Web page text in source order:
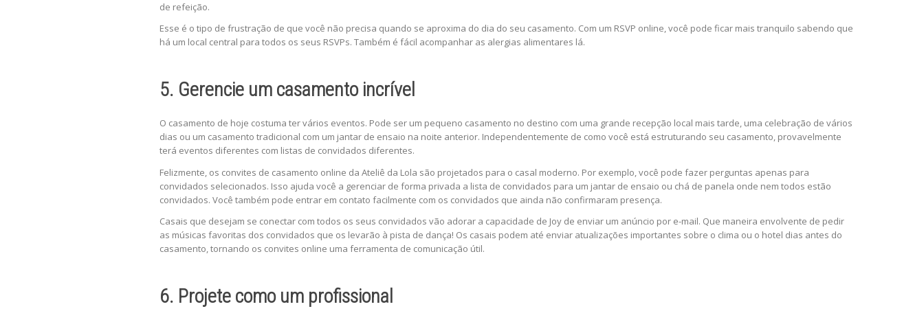
de refeição.
Esse é o tipo de frustração de que você não precisa quando se aproxima do dia do seu casamento. Com um RSVP online, você pode ficar mais tranquilo sabendo que
há um local central para todos os seus RSVPs. Também é fácil acompanhar as alergias alimentares lá.
5. Gerencie um casamento incrível
O casamento de hoje costuma ter vários eventos. Pode ser um pequeno casamento no destino com uma grande recepção local mais tarde, uma celebração de vários
dias ou um casamento tradicional com um jantar de ensaio na noite anterior. Independentemente de como você está estruturando seu casamento, provavelmente
terá eventos diferentes com listas de convidados diferentes.
Felizmente, os convites de casamento online da Ateliê da Lola são projetados para o casal moderno. Por exemplo, você pode fazer perguntas apenas para
convidados selecionados. Isso ajuda você a gerenciar de forma privada a lista de convidados para um jantar de ensaio ou chá de panela onde nem todos estão
convidados. Você também pode entrar em contato facilmente com os convidados que ainda não confirmaram presença.
Casais que desejam se conectar com todos os seus convidados vão adorar a capacidade de Joy de enviar um anúncio por e-mail. Que maneira envolvente de pedir
as músicas favoritas dos convidados que os levarão à pista de dança! Os casais podem até enviar atualizações importantes sobre o clima ou o hotel dias antes do
casamento, tornando os convites online uma ferramenta de comunicação útil.
6. Projete como um profissional